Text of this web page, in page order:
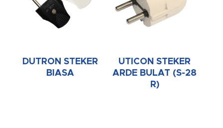
DUTRON STEKER
BIASA
UTICON STEKER
ARDE BULAT (S-28
R)